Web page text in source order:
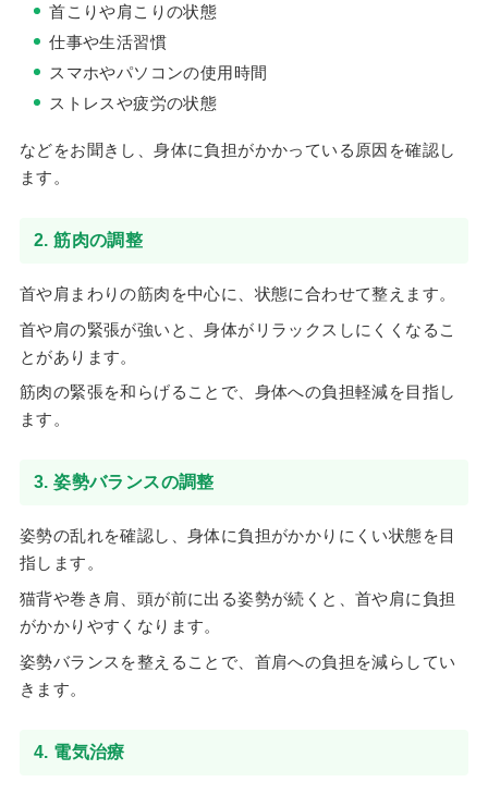
首こりや肩こりの状態
仕事や生活習慣
スマホやパソコンの使用時間
ストレスや疲労の状態
などをお聞きし、身体に負担がかかっている原因を確認し
ます。
2. 筋肉の調整
首や肩まわりの筋肉を中心に、状態に合わせて整えます。
首や肩の緊張が強いと、身体がリラックスしにくくなるこ
とがあります。
筋肉の緊張を和らげることで、身体への負担軽減を目指し
ます。
3. 姿勢バランスの調整
姿勢の乱れを確認し、身体に負担がかかりにくい状態を目
指します。
猫背や巻き肩、頭が前に出る姿勢が続くと、首や肩に負担
がかかりやすくなります。
姿勢バランスを整えることで、首肩への負担を減らしてい
きます。
4. 電気治療